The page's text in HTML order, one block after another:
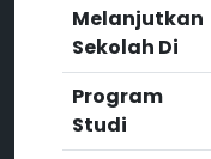
Melanjutkan
Sekolah Di
Program
Studi